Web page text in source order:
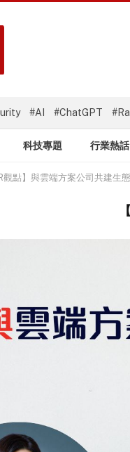
#AI #ChatGPT
科技專題 行業熱話
觀點】與雲端方案公司共建